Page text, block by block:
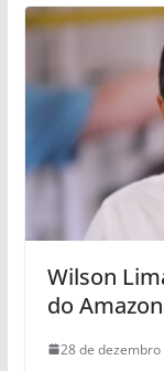
Wilson
do
28 de dezembro